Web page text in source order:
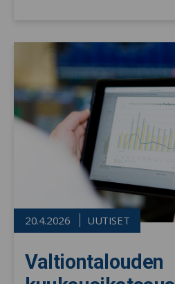
20.4.2026 UUTISET
Valtiontalouden